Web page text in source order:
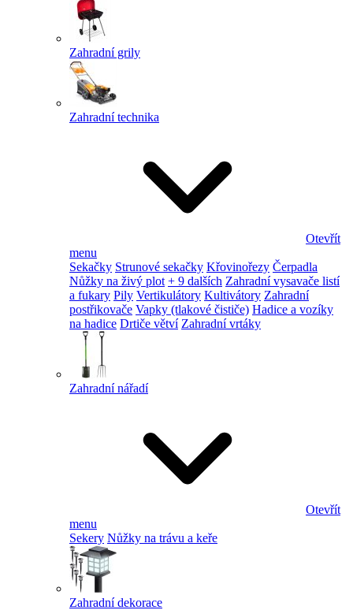
Zahradní grily
Zahradní technika
Otevřít
menu
Sekačky Strunové sekačky Křovinořezy Čerpadla
Nůžky na živý plot + 9 dalších Zahradní vysavače listí
a fukary Pily Vertikulátory Kultivátory Zahradní
postřikovače Vapky (tlakové čističe) Hadice a vozíky
na hadice Drtiče větví Zahradní vrtáky
Zahradní nářadí
Otevřít
menu
Sekery Nůžky na trávu a keře
Zahradní dekorace